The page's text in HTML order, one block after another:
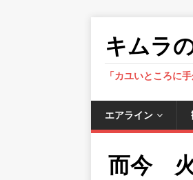
キムラ
「カユいところに
エアライン
而今